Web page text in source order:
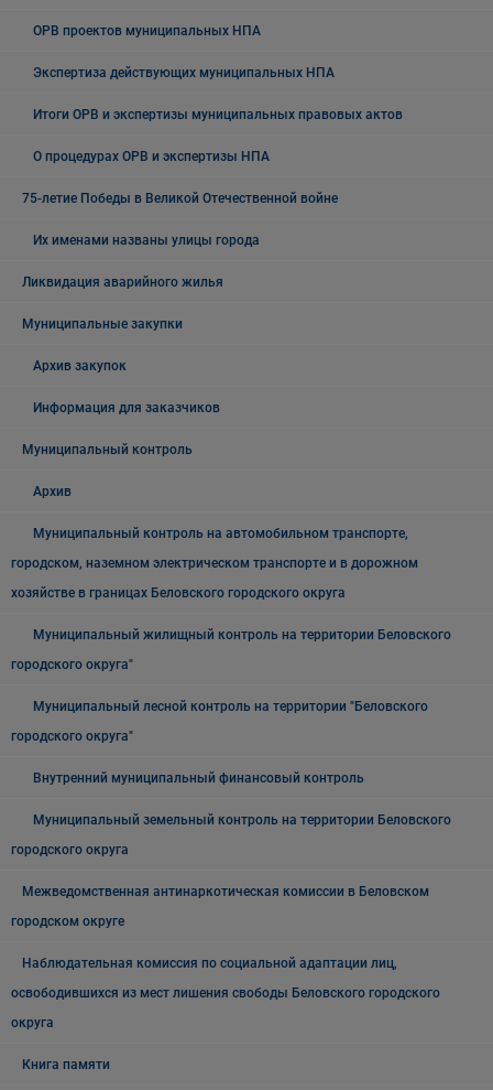
ОРВ проектов муниципальных НПА
Экспертиза действующих муниципальных НПА
Итоги ОРВ и экспертизы муниципальных правовых актов
О процедурах ОРВ и экспертизы НПА
75-летие Победы в Великой Отечественной войне
Их именами названы улицы города
Ликвидация аварийного жилья
Муниципальные закупки
Архив закупок
Информация для заказчиков
Муниципальный контроль
Архив
Муниципальный контроль на автомобильном транспорте,
городском, наземном электрическом транспорте и в дорожном
хозяйстве в границах Беловского городского округа
Муниципальный жилищный контроль на территории Беловского
городского округа"
Муниципальный лесной контроль на территории "Беловского
городского округа"
Внутренний муниципальный финансовый контроль
Муниципальный земельный контроль на территории Беловского
городского округа
Межведомственная антинаркотическая комиссии в Беловском
городском округе
Наблюдательная комиссия по социальной адаптации лиц,
освободившихся из мест лишения свободы Беловского городского
округа
Книга памяти